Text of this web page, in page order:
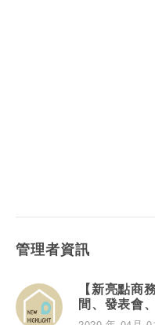
管理者資訊
【新亮點商
間、發表會